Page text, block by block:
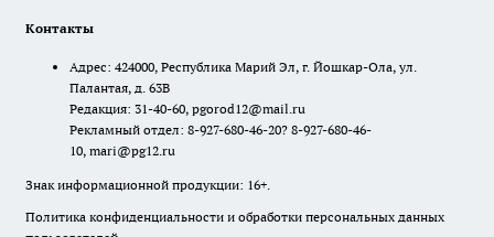
Контакты
Адрес: 424000, Республика Марий Эл, г. Йошкар-Ола, ул.
Палантая, д. 63В
Редакция: 31-40-60, pgorod12@mail.ru
Рекламный отдел: 8-927-680-46-20? 8-927-680-46-
10, mari@pg12.ru
Знак информационной продукции: 16+.
Политика конфиденциальности и обработки персональных данных